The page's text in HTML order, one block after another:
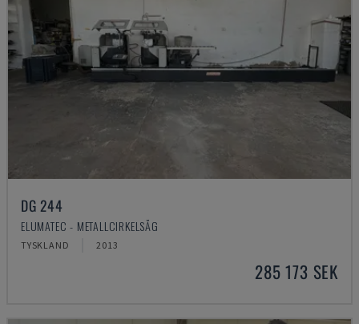
DG 244
ELUMATEC - METALLCIRKELSÅG
TYSKLAND 2013
285 173 SEK